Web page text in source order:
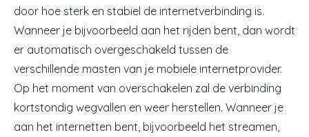
door hoe sterk en stabiel de internetverbinding is.
Wanneer je bijvoorbeeld aan het rijden bent, dan wordt
er automatisch overgeschakeld tussen de
verschillende masten van je mobiele internetprovider.
Op het moment van overschakelen zal de verbinding
kortstondig wegvallen en weer herstellen. Wanneer je
aan het internetten bent, bijvoorbeeld het streamen,